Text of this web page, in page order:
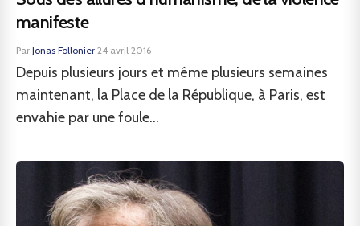
manifeste
Par Jonas Follonier·24 avril 2016
Depuis plusieurs jours et même plusieurs semaines
maintenant, la Place de la République, à Paris, est
envahie par une foule...